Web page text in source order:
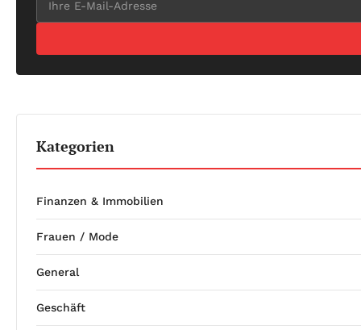
Kategorien
Finanzen & Immobilien
Frauen / Mode
General
Geschäft